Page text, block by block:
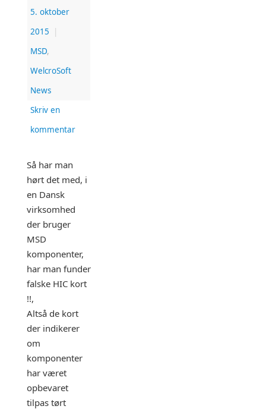
5. oktober
2015
|
MSD,
WelcroSoft
News
Skriv en
kommentar
Så har man
hørt det med, i
en Dansk
virksomhed
der bruger
MSD
komponenter,
har man funder
falske HIC kort
!!,
Altså de kort
der indikerer
om
komponenter
har været
opbevaret
tilpas tørt